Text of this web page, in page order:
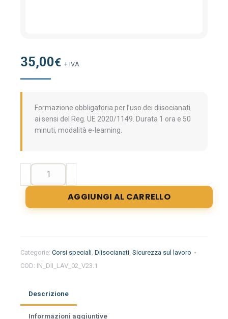
35,00€ + IVA
Formazione obbligatoria per l’uso dei diisocianati
ai sensi del Reg. UE 2020/1149. Durata 1 ora e 50
minuti, modalità e-learning.
Formazione
per
l'uso
-
generale
e
(Valido
come
aggiornamento
AGGIUNGI AL CARRELLO
Categorie: Corsi speciali, Diisocianati, Sicurezza sul lavoro
COD: IN_DII_LAV_02_V23.1
Descrizione
Informazioni aggiuntive